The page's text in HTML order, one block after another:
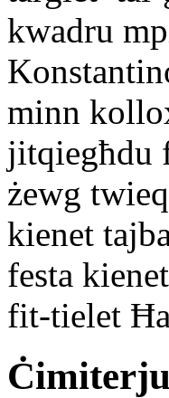
kwadru
minn
jitqiegħdu
żewg
kienet
festa
fit-tielet